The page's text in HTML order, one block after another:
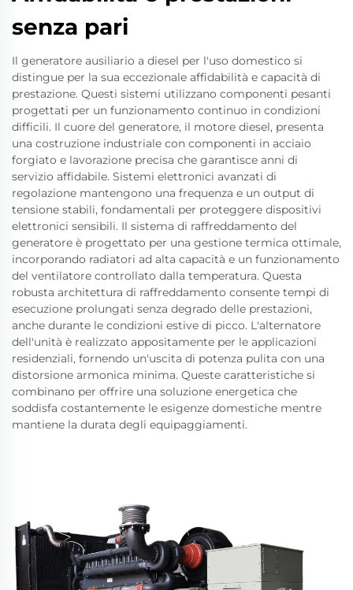
senza pari
Il generatore ausiliario a diesel per l'uso domestico si
distingue per la sua eccezionale affidabilità e capacità di
prestazione. Questi sistemi utilizzano componenti pesanti
progettati per un funzionamento continuo in condizioni
difficili. Il cuore del generatore, il motore diesel, presenta
una costruzione industriale con componenti in acciaio
forgiato e lavorazione precisa che garantisce anni di
servizio affidabile. Sistemi elettronici avanzati di
regolazione mantengono una frequenza e un output di
tensione stabili, fondamentali per proteggere dispositivi
elettronici sensibili. Il sistema di raffreddamento del
generatore è progettato per una gestione termica ottimale,
incorporando radiatori ad alta capacità e un funzionamento
del ventilatore controllato dalla temperatura. Questa
robusta architettura di raffreddamento consente tempi di
esecuzione prolungati senza degrado delle prestazioni,
anche durante le condizioni estive di picco. L'alternatore
dell'unità è realizzato appositamente per le applicazioni
residenziali, fornendo un'uscita di potenza pulita con una
distorsione armonica minima. Queste caratteristiche si
combinano per offrire una soluzione energetica che
soddisfa costantemente le esigenze domestiche mentre
mantiene la durata degli equipaggiamenti.